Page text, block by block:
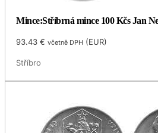
Mince:Stříbrná mince 100 Kčs Jan
93.43€ včetně DPH (EUR)
Stříbro